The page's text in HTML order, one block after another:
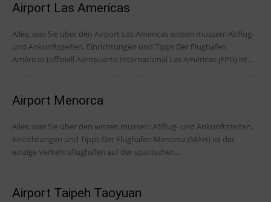
Airport Las Americas
Alles, was Sie über den Airport Las Americas wissen müssen: Abflug-
und Ankunftszeiten, Einrichtungen und Tipps Der Flughafen
Américas (offiziell Aeropuerto Internacional Las Américas-JFPG) ist...
Airport Menorca
Alles, was Sie über den wissen müssen: Abflug- und Ankunftszeiten,
Einrichtungen und Tipps Der Flughafen Menorca (MAH) ist der
einzige Verkehrsflughafen auf der spanischen...
Airport Taipeh Taoyuan